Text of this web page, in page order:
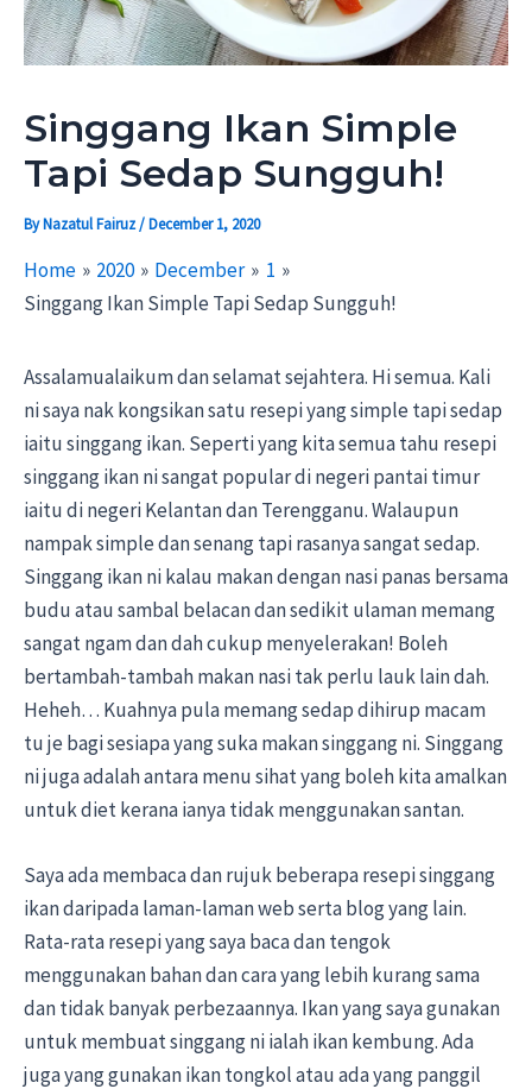
Singgang Ikan Simple
Tapi Sedap Sungguh!
ByNazatul Fairuz/December 1, 2020
Home 2020 December
1
Singgang Ikan Simple Tapi Sedap Sungguh!
Assalamualaikum dan selamat sejahtera. Hi semua. Kali
ni saya nak kongsikan satu resepi yang simple tapi sedap
iaitu singgang ikan. Seperti yang kita semua tahu resepi
singgang ikan ni sangat popular di negeri pantai timur
iaitu di negeri Kelantan dan Terengganu. Walaupun
nampak simple dan senang tapi rasanya sangat sedap.
Singgang ikan ni kalau makan dengan nasi panas bersama
budu atau sambal belacan dan sedikit ulaman memang
sangat ngam dan dah cukup menyelerakan! Boleh
bertambah-tambah makan nasi tak perlu lauk lain dah.
Heheh… Kuahnya pula memang sedap dihirup macam
tu je bagi sesiapa yang suka makan singgang ni. Singgang
ni juga adalah antara menu sihat yang boleh kita amalkan
untuk diet kerana ianya tidak menggunakan santan.
Saya ada membaca dan rujuk beberapa resepi singgang
ikan daripada laman-laman web serta blog yang lain.
Rata-rata resepi yang saya baca dan tengok
menggunakan bahan dan cara yang lebih kurang sama
dan tidak banyak perbezaannya. Ikan yang saya gunakan
untuk membuat singgang ni ialah ikan kembung. Ada
juga yang gunakan ikan tongkol atau ada yang panggil